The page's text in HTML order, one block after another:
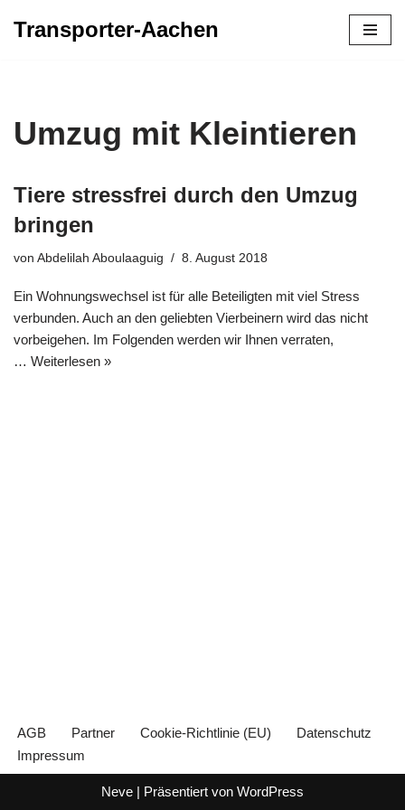
Transporter-Aachen
Umzug mit Kleintieren
Tiere stressfrei durch den Umzug
bringen
von Abdelilah Aboulaaguig 8. August 2018
Ein Wohnungswechsel ist für alle Beteiligten mit viel Stress
verbunden. Auch an den geliebten Vierbeinern wird das nicht
vorbeigehen. Im Folgenden werden wir Ihnen verraten,
… Weiterlesen »
AGB Partner Cookie-Richtlinie (EU)
Datenschutz
Impressum
Neve | Präsentiert von WordPress